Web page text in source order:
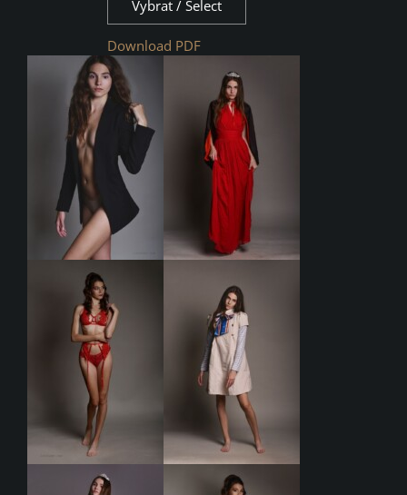
Vybrat / Select
Download PDF